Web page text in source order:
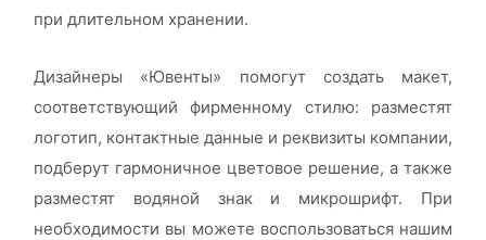
при длительном хранении.
Дизайнеры «Ювенты» помогут создать макет,
соответствующий фирменному стилю: разместят
логотип, контактные данные и реквизиты компании,
подберут гармоничное цветовое решение, а также
разместят водяной знак и микрошрифт. При
необходимости вы можете воспользоваться нашим